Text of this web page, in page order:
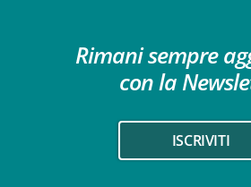
Rimani sempre
con la
ISCRIVITI